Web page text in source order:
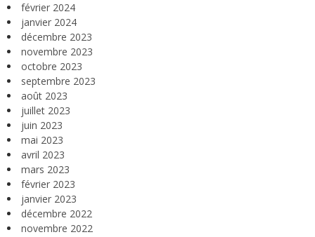
février 2024
janvier 2024
décembre 2023
novembre 2023
octobre 2023
septembre 2023
août 2023
juillet 2023
juin 2023
mai 2023
avril 2023
mars 2023
février 2023
janvier 2023
décembre 2022
novembre 2022